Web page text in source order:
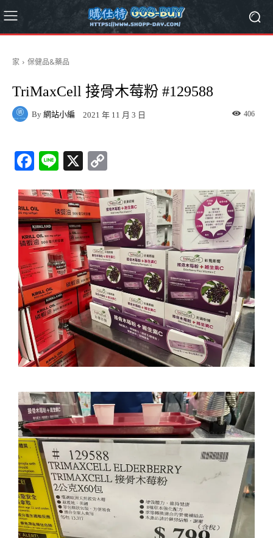
家 保健品&藥品
TriMaxCell 接骨木莓粉 #129588
By 網站小編 2021 年 11 月 3 日 406
Fa
bo
ok
Li
X
y
Li
nk